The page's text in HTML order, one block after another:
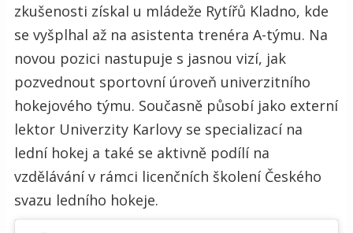
zkušenosti získal u mládeže Rytířů Kladno, kde
se vyšplhal až na asistenta trenéra A-týmu. Na
novou pozici nastupuje s jasnou vizí, jak
pozvednout sportovní úroveň univerzitního
hokejového týmu. Současně působí jako externí
lektor Univerzity Karlovy se specializací na
lední hokej a také se aktivně podílí na
vzdělávání v rámci licenčních školení Českého
svazu ledního hokeje.